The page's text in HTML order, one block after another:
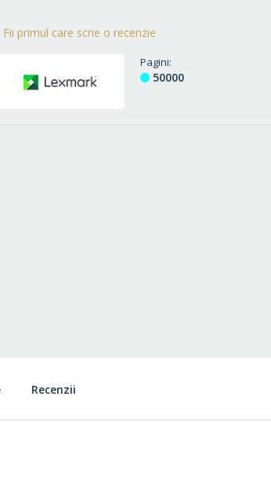
Fii primul care scrie o recenzie
Pagini
50000
Recenzii